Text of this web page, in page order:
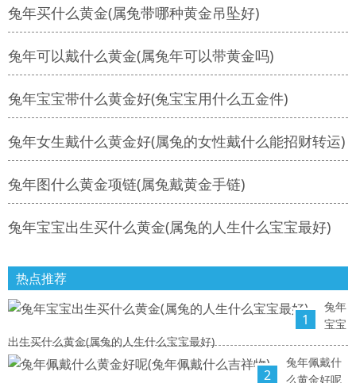
兔年买什么黄金(属兔带哪种黄金吊坠好)
兔年可以戴什么黄金(属兔年可以带黄金吗)
兔年宝宝带什么黄金好(兔宝宝用什么五金件)
兔年女生戴什么黄金好(属兔的女性戴什么能招财转运)
兔年图什么黄金项链(属兔戴黄金手链)
兔年宝宝出生买什么黄金(属兔的人生什么宝宝最好)
热点推荐
1
兔年
宝宝
出生买什么黄金(属兔的人生什么宝宝最好)
2
兔年佩戴什
么黄金好呢